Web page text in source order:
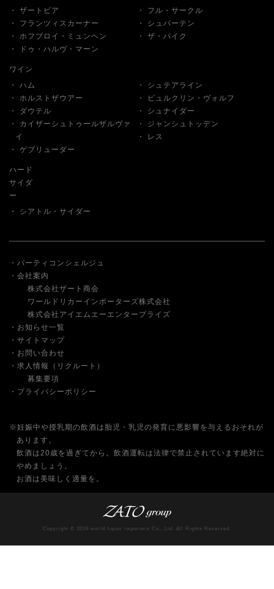
ザートビア
フル・サークル
フランツィスカーナー
シュパーテン
ホフブロイ・ミュンヘン
ザ・パイク
ドゥ・ハルヴ・マーン
ワイン
ハム
シュテアライン
ホルストザウアー
ビュルクリン・ヴォルフ
ダウテル
シュナイダー
カイザーシュトゥールザルヴァ
イ
ジャンシュトッデン
レス
ゲブリューダー
ハード
サイダ
ー
シアトル・サイダー
パーティコンシェルジュ
会社案内
株式会社ザート商会
ワールドリカーインポーターズ株式会社
株式会社アイエムエーエンタープライズ
お知らせ一覧
サイトマップ
お問い合わせ
求人情報（リクルート）
募集要項
プライバシーポリシー
※妊娠中や授乳期の飲酒は胎児・乳児の発育に悪影響を与えるおそれが
あります。
飲酒は20歳を過ぎてから。飲酒運転は法律で禁止されています絶対に
やめましょう。
お酒は美味しく適量を。
Copyright © 2026 world liquor importers Co., Ltd. All Rights Reserved.